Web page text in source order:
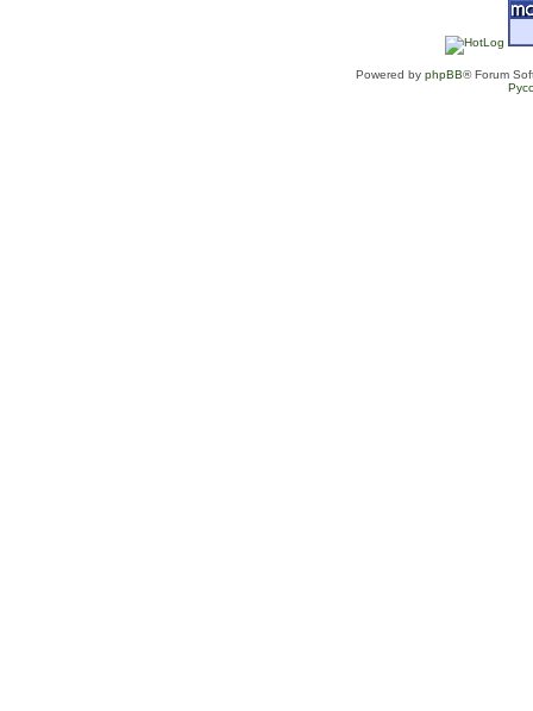
Powered by phpBB® Forum